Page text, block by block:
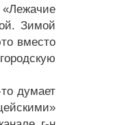
«Лежачие
Зимой
вместо
думает